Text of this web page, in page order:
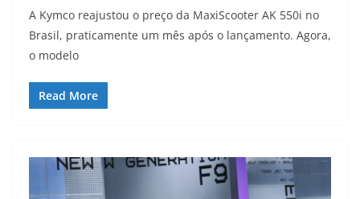
A Kymco reajustou o preço da MaxiScooter AK 550i no
Brasil, praticamente um mês após o lançamento. Agora,
o modelo
Read More